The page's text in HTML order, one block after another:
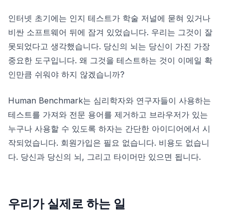
조준 훈련기
숫자 기억력
N-Back
언어 기억
순서 기억력
인터넷 초기에는 인지 테스트가 학술 저널에 묻혀 있거나
비싼 소프트웨어 뒤에 잠겨 있었습니다. 우리는 그것이 잘
못되었다고 생각했습니다. 당신의 뇌는 당신이 가진 가장
중요한 도구입니다. 왜 그것을 테스트하는 것이 이메일 확
인만큼 쉬워야 하지 않겠습니까?
Human Benchmark는 심리학자와 연구자들이 사용하는
테스트를 가져와 전문 용어를 제거하고 브라우저가 있는
누구나 사용할 수 있도록 하자는 간단한 아이디어에서 시
작되었습니다. 회원가입은 필요 없습니다. 비용도 없습니
다. 당신과 당신의 뇌, 그리고 타이머만 있으면 됩니다.
우리가 실제로 하는 일